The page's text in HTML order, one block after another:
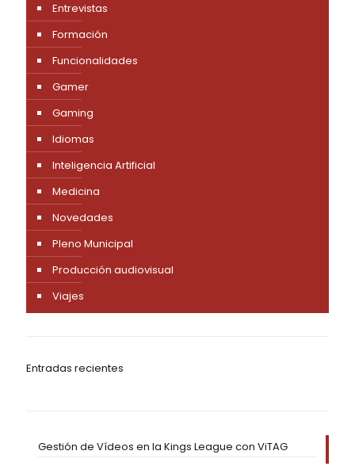
Entrevistas
Formación
Funcionalidades
Gamer
Gaming
Idiomas
Inteligencia Artificial
Medicina
Novedades
Pleno Municipal
Producción audiovisual
Viajes
Entradas recientes
Gestión de Vídeos en la Kings League con ViTAG